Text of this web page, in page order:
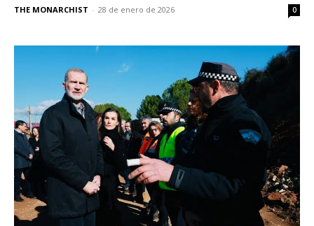
THE MONARCHIST - 28 de enero de 2026 0